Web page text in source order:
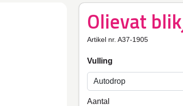
Olievat
Artikel nr. A37-1905
Vulling
Aantal